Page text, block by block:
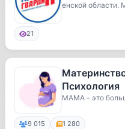
енской области.
21
Психология
МАМА - это
9 015 1 280